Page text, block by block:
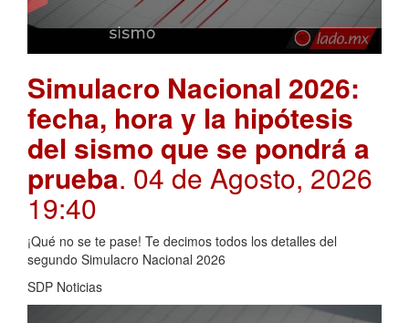
Simulacro Nacional 2026:
fecha, hora y la hipótesis
del sismo que se pondrá a
prueba. 04 de Agosto, 2026
19:40
¡Qué no se te pase! Te decimos todos los detalles del
segundo Simulacro Nacional 2026
SDP Noticias